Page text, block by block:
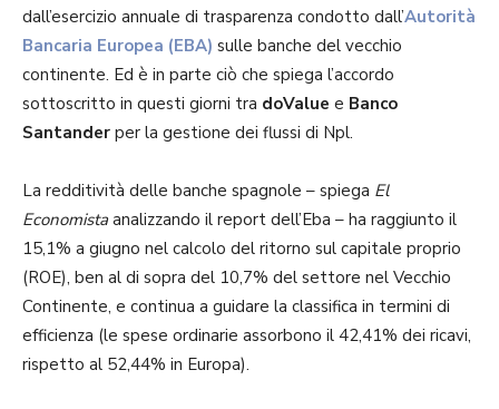
dall’esercizio annuale di trasparenza condotto dall’Autorità
Bancaria Europea (EBA) sulle banche del vecchio
continente. Ed è in parte ciò che spiega l’accordo
sottoscritto in questi giorni tra doValue e Banco
Santander per la gestione dei flussi di Npl.
La redditività delle banche spagnole – spiega El
Economistaanalizzando il report dell’Eba – ha raggiunto il
15,1% a giugno nel calcolo del ritorno sul capitale proprio
(ROE), ben al di sopra del 10,7% del settore nel Vecchio
Continente, e continua a guidare la classifica in termini di
efficienza (le spese ordinarie assorbono il 42,41% dei ricavi,
rispetto al 52,44% in Europa).